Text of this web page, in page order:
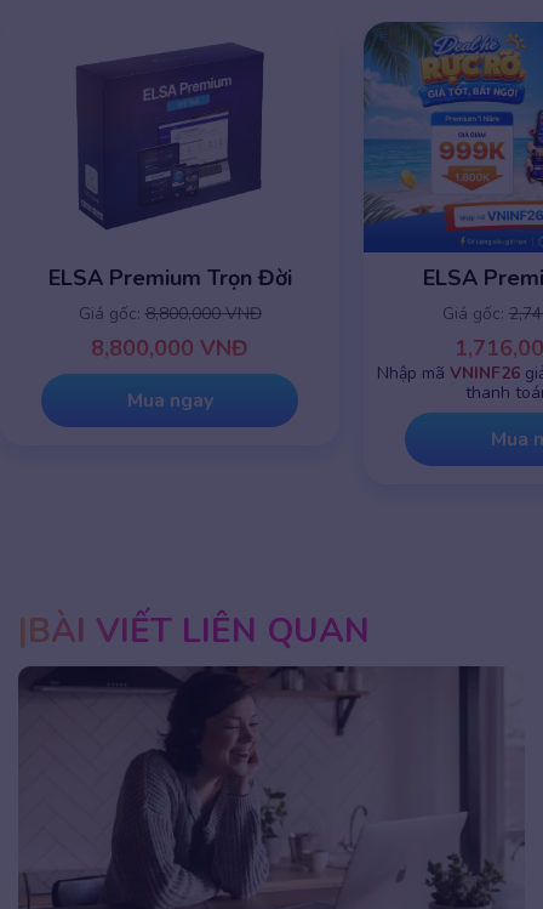
ELSA Premium Trọn Đời
Giá gốc: 8,800,000 VNĐ
8,800,000 VNĐ
Mua ngay
ELSA
Giá gốc:
Nhập mã VNINF26
thanh
Mua
BÀI VIẾT LIÊN QUAN